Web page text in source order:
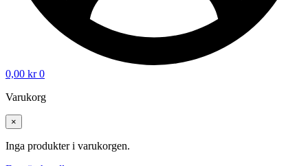
0,00 kr 0
Varukorg
×
Inga produkter i varukorgen.